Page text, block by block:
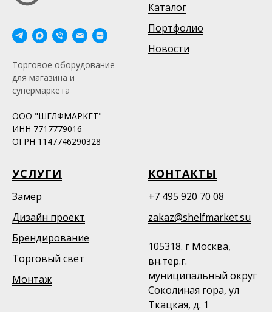
Торговое оборудование
для магазина и
супермаркета
ООО "ШЕЛФМАРКЕТ"
ИНН 7717779016
ОГРН 1147746290328
Каталог
Портфолио
Новости
УСЛУГИ
Замер
Дизайн проект
Брендирование
Торговый свет
Монтаж
КОНТАКТЫ
+7 495 920 70 08
zakaz@shelfmarket.su
105318. г Москва,
вн.тер.г.
муниципальный округ
Соколиная гора, ул
Ткацкая, д. 1